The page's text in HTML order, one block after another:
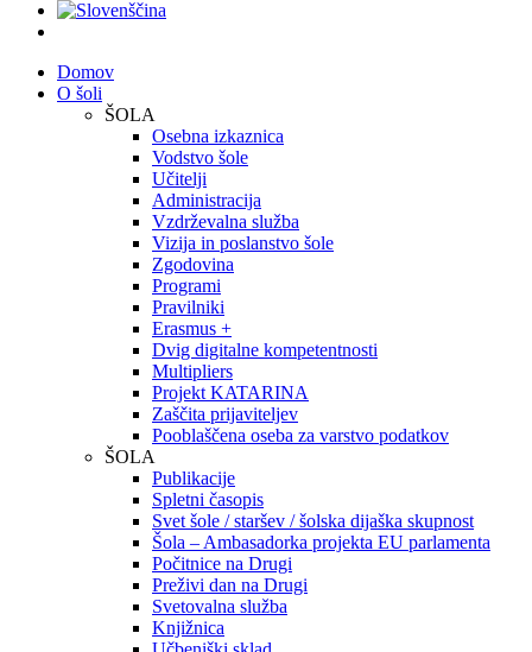
Domov
O šoli
ŠOLA
Osebna izkaznica
Vodstvo šole
Učitelji
Administracija
Vzdrževalna služba
Vizija in poslanstvo šole
Zgodovina
Programi
Pravilniki
Erasmus +
Dvig digitalne kompetentnosti
Multipliers
Projekt KATARINA
Zaščita prijaviteljev
Pooblaščena oseba za varstvo podatkov
ŠOLA
Publikacije
Spletni časopis
Svet šole / staršev / šolska dijaška skupnost
Šola – Ambasadorka projekta EU parlamenta
Počitnice na Drugi
Preživi dan na Drugi
Svetovalna služba
Knjižnica